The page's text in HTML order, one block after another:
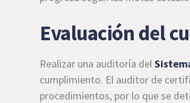
Evaluación del
Realizar una auditoría del
cumplimiento. El auditor de
procedimientos, por lo que se